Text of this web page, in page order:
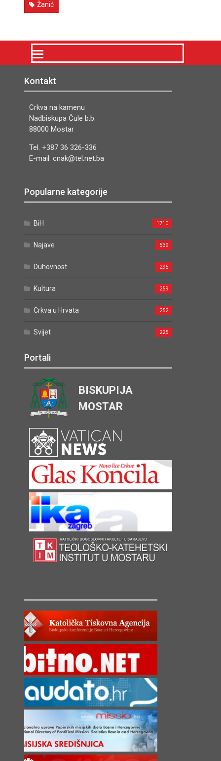
Žanić
Kontakt
Crkva na kamenu
Nadbiskupa Čule b.b.
88000 Mostar
Tel. +387 36 326-336
E-mail: cnak@tel.net.ba
Popularne kategorije
BiH 1710
Najave 539
Duhovnost 295
Kultura 259
Crkva u Hrvata 252
Svijet 225
Portali
BISKUPIJA
MOSTAR